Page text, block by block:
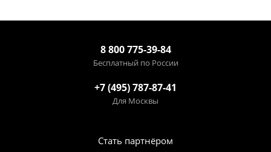
8 800 775-39-84
Бесплатный по России
+7 (495) 787-87-41
Для Москвы
Стать партнёром